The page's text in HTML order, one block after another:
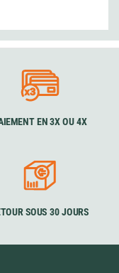
EN 3X OU 4X
SOUS 30 JOURS